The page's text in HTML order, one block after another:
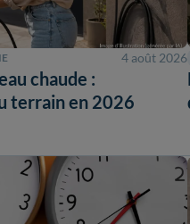
4 août 2026
chaude :
terrain en 2026